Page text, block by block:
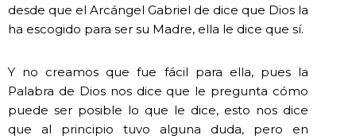
desde que el Arcángel Gabriel de dice que Dios la
ha escogido para ser su Madre, ella le dice que sí.
Y no creamos que fue fácil para ella, pues la
Palabra de Dios nos dice que le pregunta cómo
puede ser posible lo que le dice, esto nos dice
que al principio tuvo alguna duda, pero en